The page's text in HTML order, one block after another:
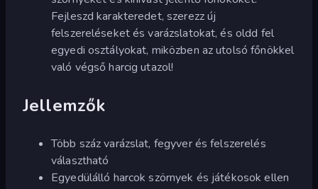
Fejleszd karakteredet, szerezz új
felszereléseket és varázslatokat, és oldd fel
egyedi osztályokat, miközben az utolsó főnökkel
való végső harcig utazol!
Jellemzők
Több száz varázslat, fegyver és felszerelés
választható
Egyedülálló harcok szörnyek és játékosok ellen